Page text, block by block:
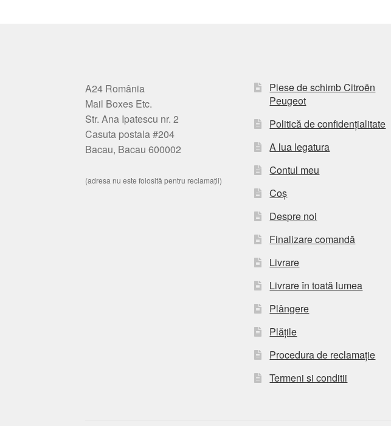
A24 România
Mail Boxes Etc.
Str. Ana Ipatescu nr. 2
Casuta postala #204
Bacau, Bacau 600002
(adresa nu este folosită pentru reclamații)
Piese de schimb Citroën
Peugeot
Politică de confidențialitate
A lua legatura
Contul meu
Coș
Despre noi
Finalizare comandă
Livrare
Livrare în toată lumea
Plângere
Plățile
Procedura de reclamație
Termeni si conditii